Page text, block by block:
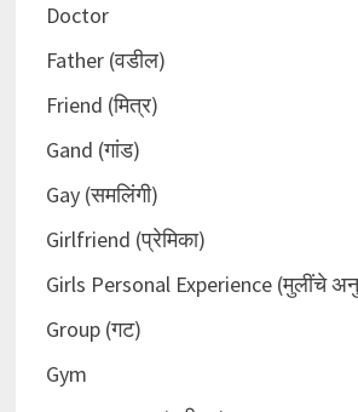
Doctor
Father (वडील)
Friend (मित्र)
Gand (गांड)
Gay (समलिंगी)
Girlfriend (प्रेमिका)
Girls Personal Experience (मुलींचे
Group (गट)
Gym